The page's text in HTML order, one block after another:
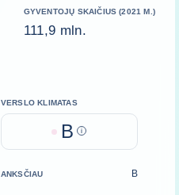
GYVENTOJŲ SKAIČIUS (2021 M.)
111,9 mln.
VERSLO KLIMATAS
B Help
ANKSČIAU B